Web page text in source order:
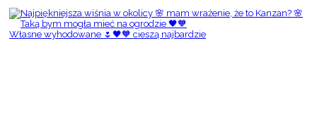
Własne wyhodowane 🌷🖤🧡 cieszą najbardzie